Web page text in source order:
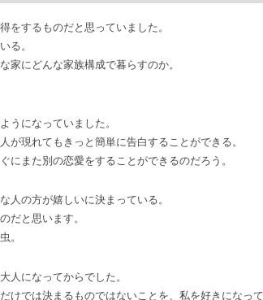
をするものだと思っていました。
る。
家にどんな家族構成で暮らすのか。
うになっていました。
が現れてもきっと簡単に告白することができる。
にまた別の恋愛をすることができるのだろう。
人の方が嬉しいに決まっている。
だと思います。
。
人になってからでした。
けでは決まるものではないことを、私を好きになっ